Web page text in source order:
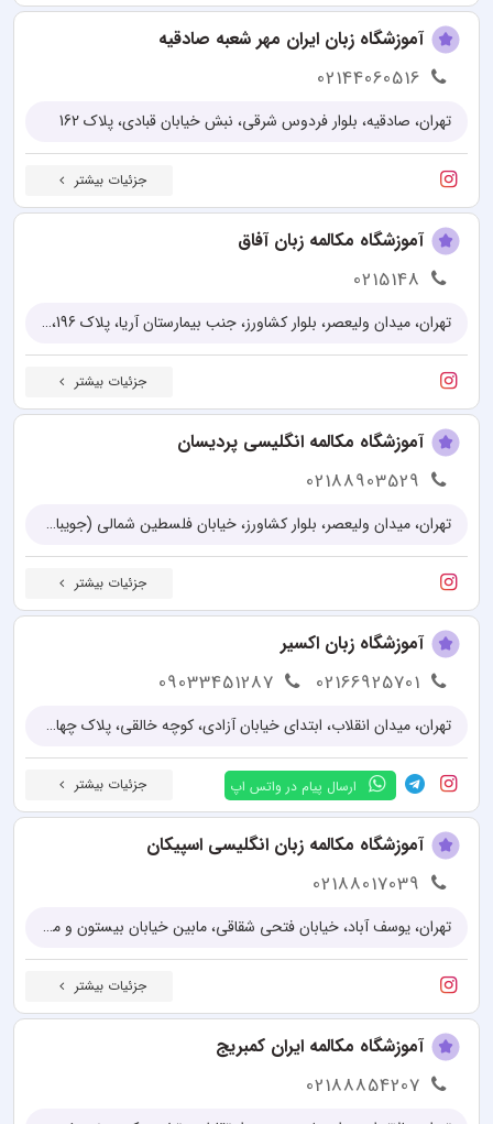
آموزشگاه زبان ایران مهر شعبه صادقیه
02144060516
تهران، صادقیه، بلوار فردوس شرقی، نبش خیابان قبادی، پلاک 162
جزئیات بیشتر
آموزشگاه مکالمه زبان آفاق
0215148
تهران، میدان ولیعصر، بلوار کشاورز، جنب بیمارستان آریا، پلاک 196،طبقه اول
جزئیات بیشتر
آموزشگاه مکالمه انگلیسی پردیسان
02188903529
تهران، میدان ولیعصر، بلوار کشاورز، خیابان فلسطین شمالی (جویبار)، پلاک ۴۴۵
جزئیات بیشتر
آموزشگاه زبان اکسیر
02166925701
09033451287
تهران، میدان انقلاب، ابتدای خیابان آزادی، کوچه خالقی، پلاک چهار، ساختمان اکسیر (واحد ۱)
ارسال پیام در واتس اپ جزئیات بیشتر
آموزشگاه مکالمه زبان انگلیسی اسپیکان
02188017039
تهران، یوسف آباد، خیابان فتحی شقاقی، مابین خیابان بیستون و میدان سلماس، پلاک100
جزئیات بیشتر
آموزشگاه مکالمه ایران کمبریج
02188854207